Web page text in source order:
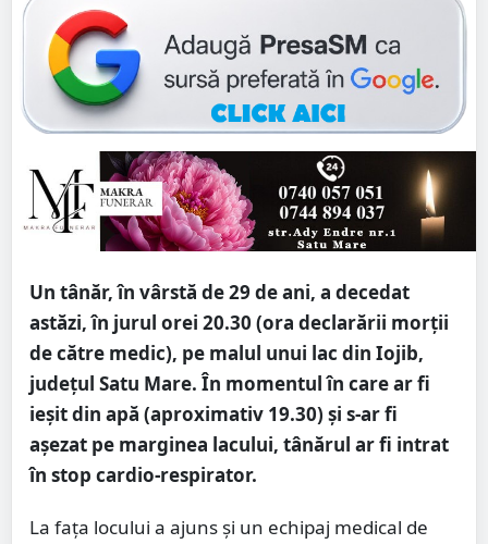
Un tânăr, în vârstă de 29 de ani, a decedat
astăzi, în jurul orei 20.30 (ora declarării morții
de către medic), pe malul unui lac din Iojib,
județul Satu Mare. În momentul în care ar fi
ieșit din apă (aproximativ 19.30) și s-ar fi
așezat pe marginea lacului, tânărul ar fi intrat
în stop cardio-respirator.
La fața locului a ajuns și un echipaj medical de